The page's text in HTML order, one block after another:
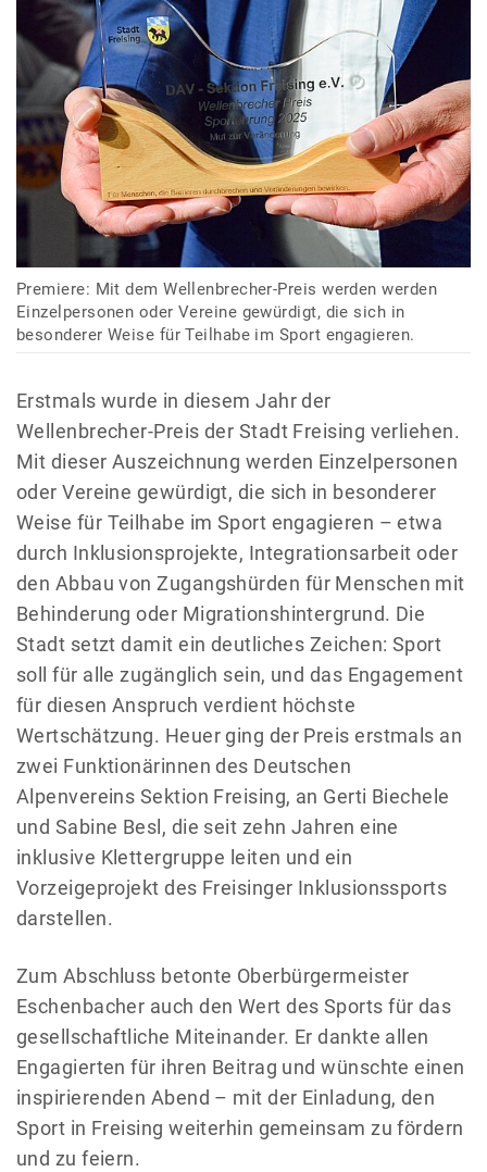
Premiere: Mit dem Wellenbrecher-Preis werden werden
Einzelpersonen oder Vereine gewürdigt, die sich in
besonderer Weise für Teilhabe im Sport engagieren.
Erstmals wurde in diesem Jahr der
Wellenbrecher-Preis der Stadt Freising verliehen.
Mit dieser Auszeichnung werden Einzelpersonen
oder Vereine gewürdigt, die sich in besonderer
Weise für Teilhabe im Sport engagieren – etwa
durch Inklusionsprojekte, Integrationsarbeit oder
den Abbau von Zugangshürden für Menschen mit
Behinderung oder Migrationshintergrund. Die
Stadt setzt damit ein deutliches Zeichen: Sport
soll für alle zugänglich sein, und das Engagement
für diesen Anspruch verdient höchste
Wertschätzung. Heuer ging der Preis erstmals an
zwei Funktionärinnen des Deutschen
Alpenvereins Sektion Freising, an Gerti Biechele
und Sabine Besl, die seit zehn Jahren eine
inklusive Klettergruppe leiten und ein
Vorzeigeprojekt des Freisinger Inklusionssports
darstellen.
Zum Abschluss betonte Oberbürgermeister
Eschenbacher auch den Wert des Sports für das
gesellschaftliche Miteinander. Er dankte allen
Engagierten für ihren Beitrag und wünschte einen
inspirierenden Abend – mit der Einladung, den
Sport in Freising weiterhin gemeinsam zu fördern
und zu feiern.